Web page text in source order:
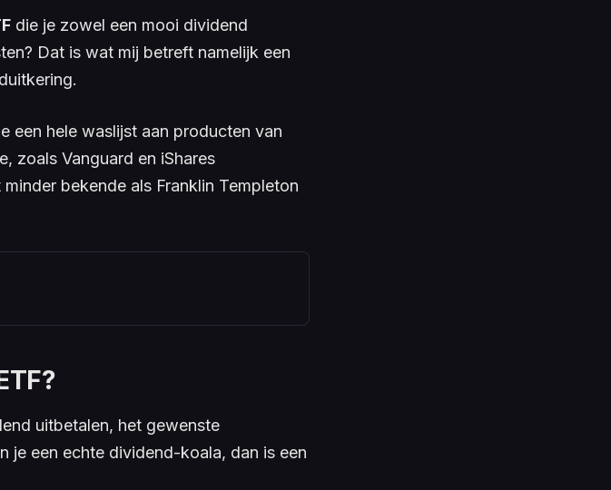
die je zowel een mooi dividend
Dat is wat mij betreft namelijk een
een hele waslijst aan producten van
zoals Vanguard en iShares
bekende als Franklin Templeton
uitbetalen, het gewenste
je een echte dividend-koala, dan is een